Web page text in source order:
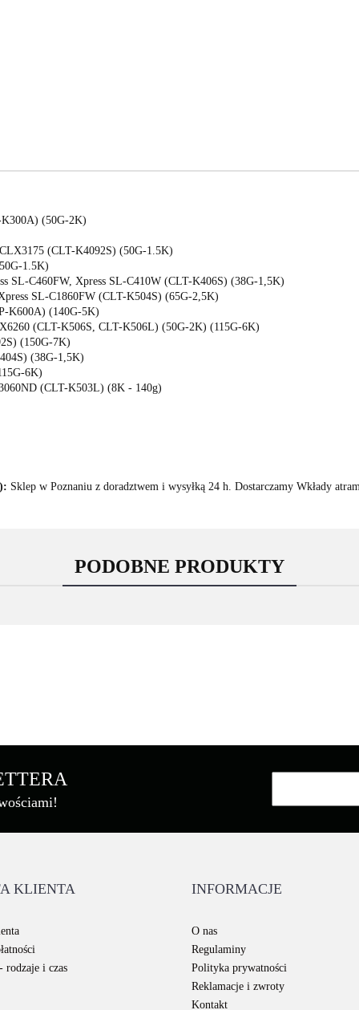
K300A) (50G-2K)
(CLT-K4092S) (50G-1.5K)
1.5K)
SL-C460FW, Xpress SL-C410W (CLT-K406S) (38G-1,5K)
SL-C1860FW (CLT-K504S) (65G-2,5K)
K600A) (140G-5K)
(CLT-K506S, CLT-K506L) (50G-2K) (115G-6K)
(150G-7K)
(38G-1,5K)
6K)
(CLT-K503L) (8K - 140g)
Sklep w Poznaniu z doradztwem i wysyłką 24 h. Dostarczamy Wkłady
PODOBNE PRODUKTY
Canon
KLIENTA
rodzaje i czas
INFORMACJE
O nas
Regulaminy
Polityka prywatności
Reklamacje i zwroty
Kontakt